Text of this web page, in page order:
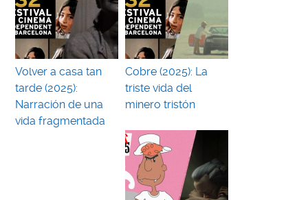
Volver a casa tan
tarde (2025):
Narración de una
vida fragmentada
Cobre (2025): La
triste vida del
minero tristón